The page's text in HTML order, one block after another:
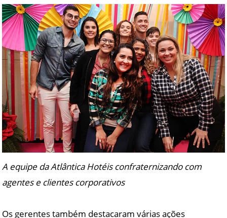
A equipe da Atlântica Hotéis confraternizando com
agentes e clientes corporativos
Os gerentes também destacaram várias ações